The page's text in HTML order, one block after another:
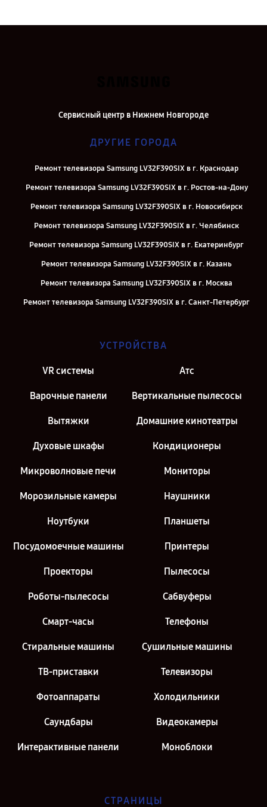
Сервисный центр в Нижнем Новгороде
ДРУГИЕ ГОРОДА
Ремонт телевизора Samsung LV32F390SIX в г. Краснодар
Ремонт телевизора Samsung LV32F390SIX в г. Ростов-на-Дону
Ремонт телевизора Samsung LV32F390SIX в г. Новосибирск
Ремонт телевизора Samsung LV32F390SIX в г. Челябинск
Ремонт телевизора Samsung LV32F390SIX в г. Екатеринбург
Ремонт телевизора Samsung LV32F390SIX в г. Казань
Ремонт телевизора Samsung LV32F390SIX в г. Москва
Ремонт телевизора Samsung LV32F390SIX в г. Санкт-Петербург
УСТРОЙСТВА
VR системы Атс
Варочные панели Вертикальные пылесосы
Вытяжки Домашние кинотеатры
Духовые шкафы Кондиционеры
Микроволновые печи Мониторы
Морозильные камеры Наушники
Ноутбуки Планшеты
Посудомоечные машины Принтеры
Проекторы Пылесосы
Роботы-пылесосы Сабвуферы
Смарт-часы Телефоны
Стиральные машины Сушильные машины
ТВ-приставки Телевизоры
Фотоаппараты Холодильники
Саундбары Видеокамеры
Интерактивные панели Моноблоки
СТРАНИЦЫ